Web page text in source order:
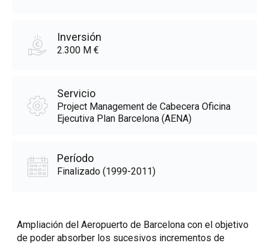
Inversión
2.300 M €
Servicio
Project Management de Cabecera Oficina
Ejecutiva Plan Barcelona (AENA)
Período
Finalizado (1999-2011)
Ampliación del Aeropuerto de Barcelona con el objetivo
de poder absorber los sucesivos incrementos de